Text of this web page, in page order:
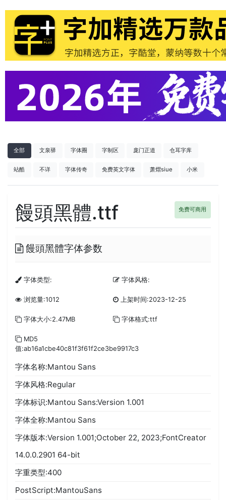
全部 文泉驿 字体圈 字制区 庞门正道 仓耳字库
站酷 不详 字体传奇 免费英文字体 萧熠siue 小米
饅頭黑體.ttf 免费可商用
饅頭黑體字体参数
字体类型: 字体风格:
浏览量:1012 上架时间:2023-12-25
字体大小:2.47MB 字体格式:ttf
MD5
值:ab16a1cbe40c81f3f61f2ce3be9917c3
字体名称:Mantou Sans
字体风格:Regular
字体标识:Mantou Sans:Version 1.001
字体全称:Mantou Sans
字体版本:Version 1.001;October 22, 2023;FontCreator
14.0.0.2901 64-bit
字重类型:400
PostScript:MantouSans